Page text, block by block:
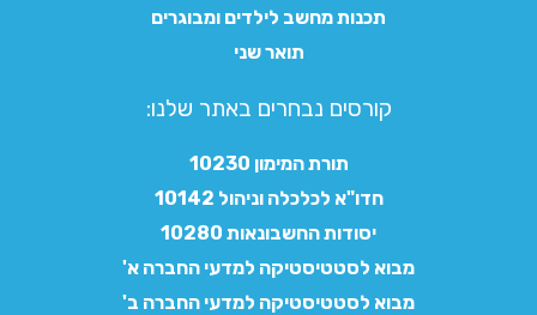
תכנות מחשב לילדים ומבוגרים
תואר שני
קורסים נבחרים באתר שלנו:​
תורת המימון 10230
חדו"א לכלכלה וניהול 10142
יסודות החשבונאות 10280
מבוא לסטטיסטיקה למדעי החברה א'
מבוא לסטטיסטיקה למדעי החברה ב'